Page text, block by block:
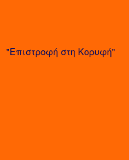
"Επιστροφή στη Κορυφή"